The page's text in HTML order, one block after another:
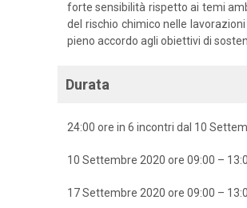
forte sensibilità rispetto ai temi
del rischio chimico nelle
pieno accordo agli obiettivi di
Durata
24:00 ore in 6 incontri dal 10
10 Settembre 2020 ore 09:00 –
17 Settembre 2020 ore 09:00 –